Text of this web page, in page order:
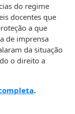
do regime
docentes que
a que
de imprensa
da situação
o direito a
.